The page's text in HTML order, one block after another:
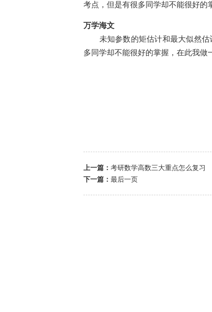
考点，但是有很多同学却不能很好的
万学海文
未知参数的矩估计和最大似然估
多同学却不能很好的掌握，在此我做
上一篇： 考研数学高数三大重点怎么复习
下一篇： 最后一页